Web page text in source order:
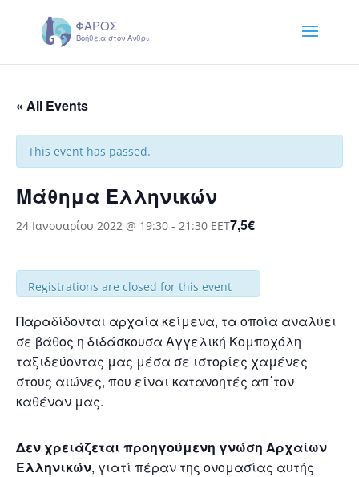
« All Events
This event has passed.
Μάθημα Ελληνικών
24 Ιανουαρίου 2022 @ 19:30 - 21:30 EET7,5€
Registrations are closed for this event
Παραδίδονται αρχαία κείμενα, τα οποία αναλύει
σε βάθος η διδάσκουσα Αγγελική Κομποχόλη
ταξιδεύοντας μας μέσα σε ιστορίες χαμένες
στους αιώνες, που είναι κατανοητές απ΄τον
καθέναν μας.
Δεν χρειάζεται προηγούμενη γνώση Αρχαίων
Ελληνικών, γιατί πέραν της ονομασίας αυτής